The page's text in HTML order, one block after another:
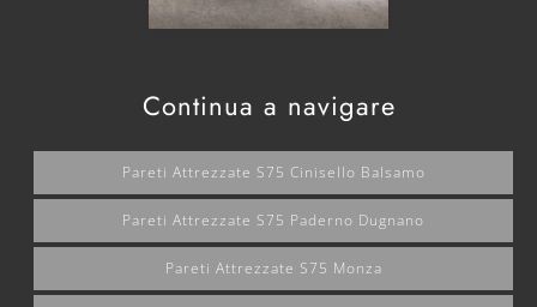
Continua a navigare
Pareti Attrezzate S75 Cinisello Balsamo
Pareti Attrezzate S75 Paderno Dugnano
Pareti Attrezzate S75 Monza